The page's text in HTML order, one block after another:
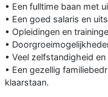
• Een fulltime baan met
• Een goed salaris en
• Opleidingen en
•
• Veel zelfstandigheid
• Een gezellig
klaarstaan.